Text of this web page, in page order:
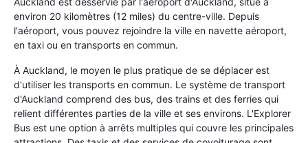
environ 20 kilomètres (12 miles) du centre-ville. Depuis
l'aéroport, vous pouvez rejoindre la ville en navette aéroport,
en taxi ou en transports en commun.
À Auckland, le moyen le plus pratique de se déplacer est
d'utiliser les transports en commun. Le système de transport
d'Auckland comprend des bus, des trains et des ferries qui
relient différentes parties de la ville et ses environs. L'Explorer
Bus est une option à arrêts multiples qui couvre les principales